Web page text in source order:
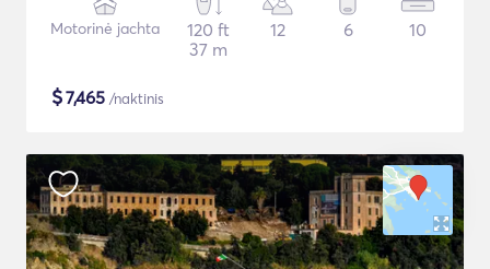
Motorinė jachta
120 ft
37 m
12 6 10
$7,465 /naktinis